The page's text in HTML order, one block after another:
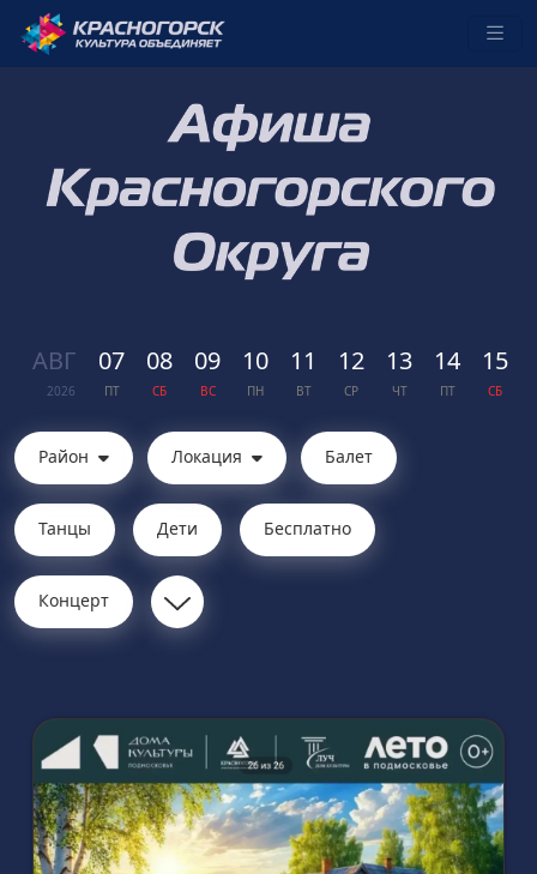
АВГ
2026
07
ПТ
08
СБ
09
ВС
10
ПН
11
ВТ
12
СР
13
ЧТ
14
ПТ
15
СБ
Район Локация Балет
Танцы Дети Бесплатно
Концерт